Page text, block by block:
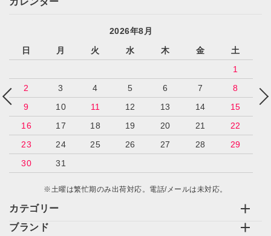
カテゴリー
ブランド
2026年8月
日
月 火 水 木 金
土
1
2
3 4 5 6 7
8
9
10 11 12 13 14
15
16
17 18 19 20 21
22
23
24 25 26 27 28
29
30
31
※土曜は繁忙期のみ出荷対応。電話/メールは未対応。